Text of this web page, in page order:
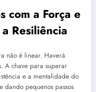
com a Força e
Resiliência
não é linear. Haverá
A chave para superar
e a mentalidade do
dando pequenos passos